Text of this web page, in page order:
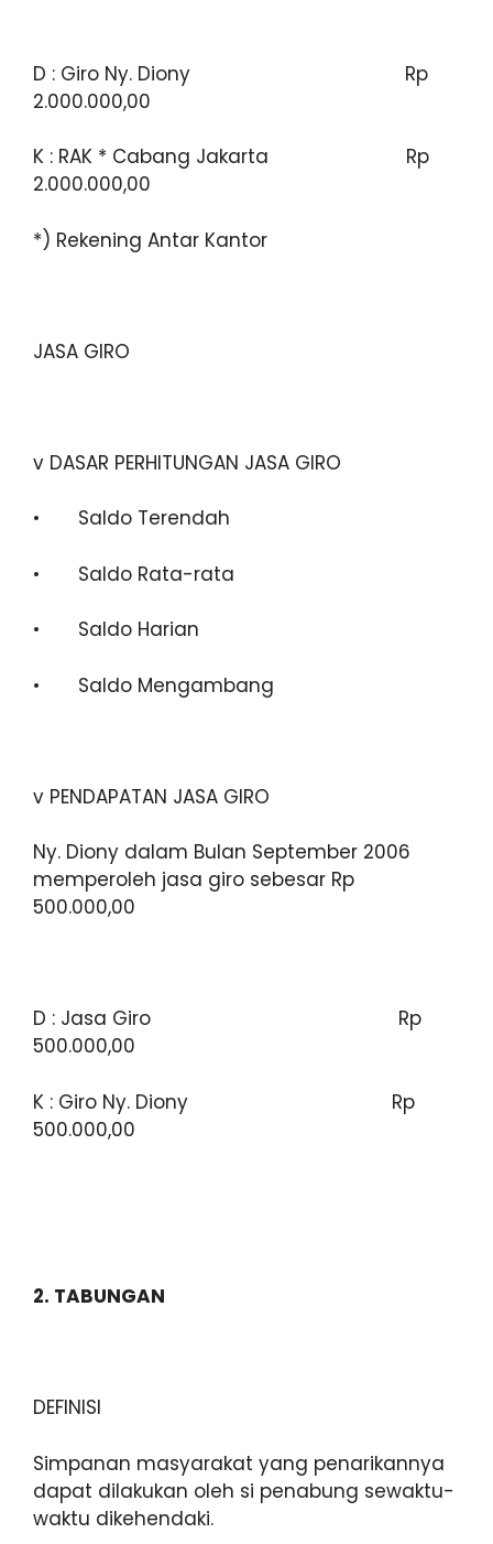
D : Giro Ny. Diony Rp
2.000.000,00
K : RAK * Cabang Jakarta Rp
2.000.000,00
*) Rekening Antar Kantor
JASA GIRO
v DASAR PERHITUNGAN JASA GIRO
• Saldo Terendah
• Saldo Rata-rata
• Saldo Harian
• Saldo Mengambang
v PENDAPATAN JASA GIRO
Ny. Diony dalam Bulan September 2006
memperoleh jasa giro sebesar Rp
500.000,00
D : Jasa Giro Rp
500.000,00
K : Giro Ny. Diony Rp
500.000,00
2. TABUNGAN
DEFINISI
Simpanan masyarakat yang penarikannya
dapat dilakukan oleh si penabung sewaktu-
waktu dikehendaki.